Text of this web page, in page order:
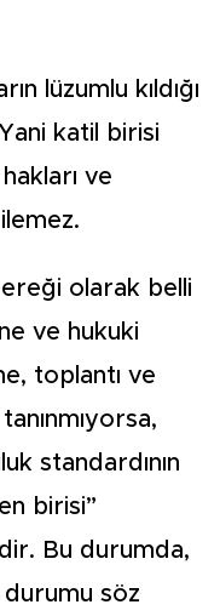
lüzumlu kıldığı
Yani katil birisi
ve
olarak belli
ve hukuki
toplantı ve
standardının
birisi”
Bu durumda,
söz